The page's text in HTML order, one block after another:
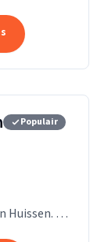
Populair
Wij